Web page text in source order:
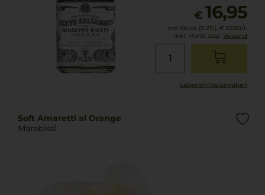
€ 16,95
pro Stück (0.25l), € 67,80/L
inkl. MwSt. zzgl. Versand
Lebensmittel­angaben
Soft Amaretti al Orange
Marabissi